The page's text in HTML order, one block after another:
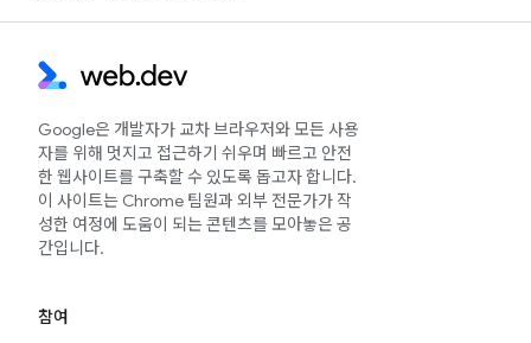
Google은 개발자가 교차 브라우저와 모든 사용
자를 위해 멋지고 접근하기 쉬우며 빠르고 안전
한 웹사이트를 구축할 수 있도록 돕고자 합니다.
이 사이트는 Chrome 팀원과 외부 전문가가 작
성한 여정에 도움이 되는 콘텐츠를 모아놓은 공
간입니다.
참여